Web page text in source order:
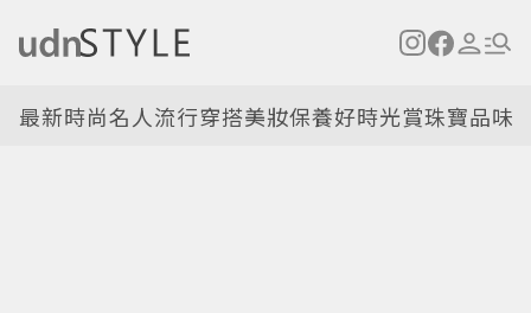
最新時尚名人流行穿搭美妝保養好時光賞珠寶品味